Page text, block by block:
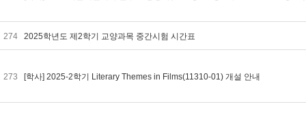
274 2025학년도 제2학기 교양과목 중간시험 시간표
273 [학사] 2025-2학기 Literary Themes in Films(11310-01) 개설 안내